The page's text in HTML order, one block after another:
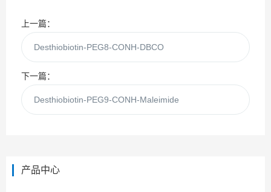
上一篇：
Desthiobiotin-PEG8-CONH-DBCO
下一篇：
Desthiobiotin-PEG9-CONH-Maleimide
产品中心